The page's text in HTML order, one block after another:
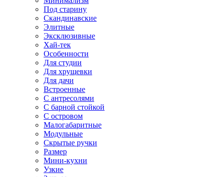
Под старину
Скандинавские
Элитные
Эксклюзивные
Хай-тек
Особенности
Для студии
Для хрущевки
Для дачи
Встроенные
С антресолями
С барной стойкой
С островом
Малогабаритные
Модульные
Скрытые ручки
Размер
Мини-кухни
Узкие